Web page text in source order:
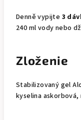
Denně vypijte 3
240 ml vody nebo
Zloženie
Stabilizovaný gel
kyselina